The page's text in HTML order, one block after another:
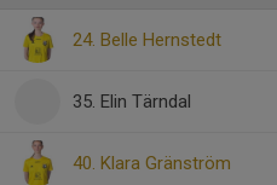
24. Belle Hernstedt
35. Elin Tärndal
40. Klara Gränström